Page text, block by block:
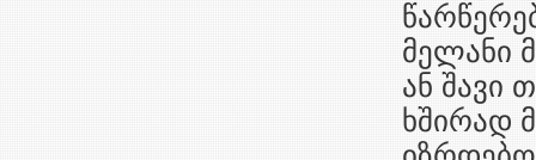
მელანი
ან შავი
ხშირად